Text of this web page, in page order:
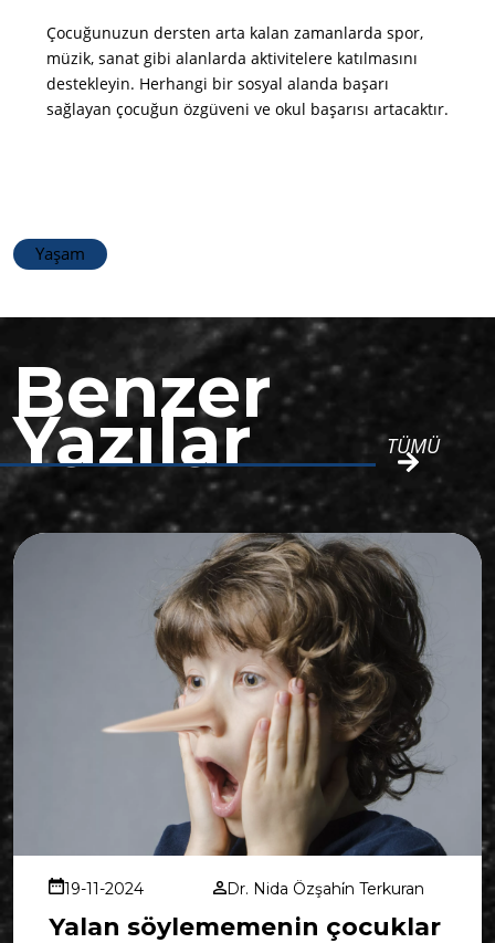
Çocuğunuzun dersten arta kalan zamanlarda spor,
müzik, sanat gibi alanlarda aktivitelere katılmasını
destekleyin. Herhangi bir sosyal alanda başarı
sağlayan çocuğun özgüveni ve okul başarısı artacaktır.
Yaşam
Benzer
Yazılar TÜMÜ
19-11-2024 Dr. Nida Özşahi̇n Terkuran
Yalan söylememenin çocuklar